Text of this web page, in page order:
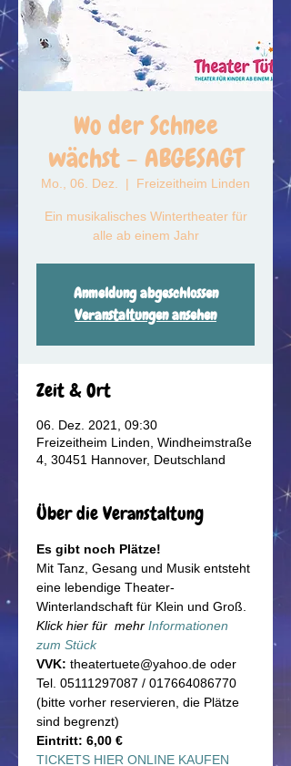
Wo der Schnee
wächst - ABGESAGT
Mo., 06. Dez.
  |
Freizeitheim Linden
Ein musikalisches Wintertheater für
alle ab einem Jahr
Anmeldung abgeschlossen
Veranstaltungen ansehen
Zeit & Ort
06. Dez. 2021, 09:30
Freizeitheim Linden, Windheimstraße
4, 30451 Hannover, Deutschland
Über die Veranstaltung
Es gibt noch Plätze!
Mit Tanz, Gesang und Musik entsteht
eine lebendige Theater-
Winterlandschaft für Klein und Groß.
Klick hier für  mehr Informationen
zum Stück
VVK: theatertuete@yahoo.de oder
Tel. 05111297087 / 017664086770
(bitte vorher reservieren, die Plätze
sind begrenzt)
Eintritt: 6,00 €
TICKETS HIER ONLINE KAUFEN